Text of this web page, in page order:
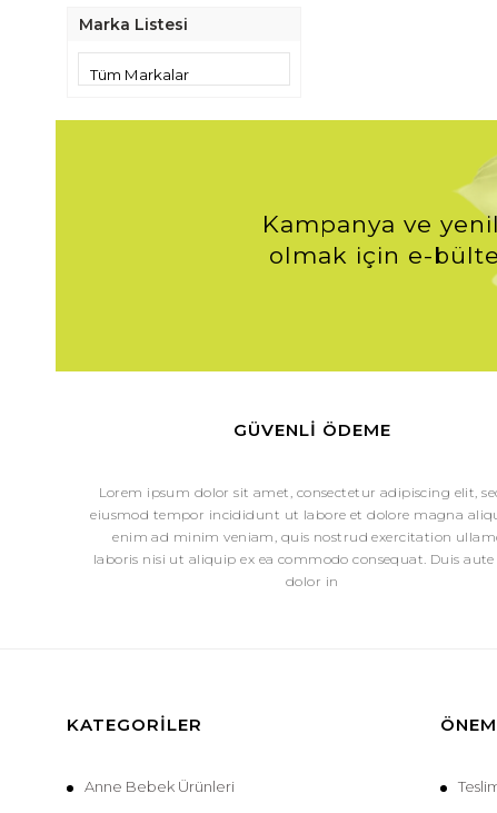
Marka Listesi
Kampanya ve
olmak için e-
GÜVENLI ÖDEME
Lorem ipsum dolor sit amet, consectetur adipiscing elit,
eiusmod tempor incididunt ut labore et dolore magna
enim ad minim veniam, quis nostrud exercitation
laboris nisi ut aliquip ex ea commodo consequat. Duis
dolor in
KATEGORILER
Anne Bebek Ürünleri